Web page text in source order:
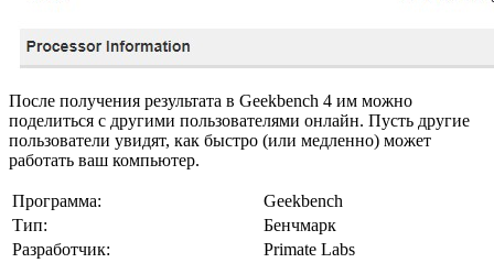
После получения результата в Geekbench 4 им можно
поделиться с другими пользователями онлайн. Пусть другие
пользователи увидят, как быстро (или медленно) может
работать ваш компьютер.
Программа:
Geekbench
Тип:
Бенчмарк
Разработчик:
Primate Labs